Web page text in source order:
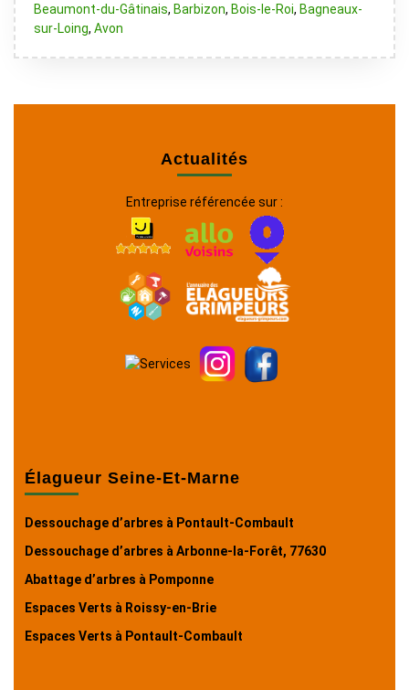
Beaumont-du-Gâtinais, Barbizon, Bois-le-Roi, Bagneaux-
sur-Loing, Avon
Actualités
Entreprise référencée sur :
Élagueur Seine-Et-Marne
Dessouchage d’arbres à Pontault-Combault
Dessouchage d’arbres à Arbonne-la-Forêt, 77630
Abattage d’arbres à Pomponne
Espaces Verts à Roissy-en-Brie
Espaces Verts à Pontault-Combault